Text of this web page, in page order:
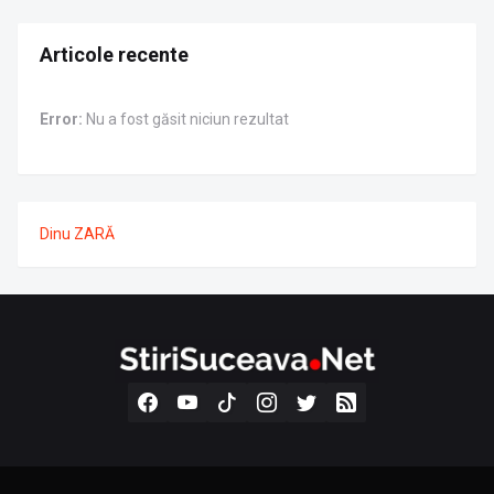
Articole recente
Error: Nu a fost găsit niciun rezultat
Dinu ZARĂ